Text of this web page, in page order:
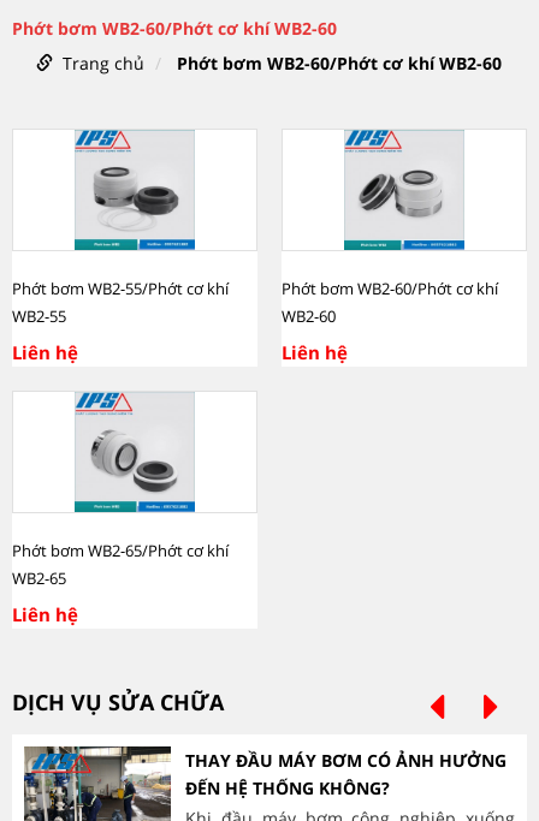
Phớt bơm WB2-60/Phớt cơ khí WB2-60
Trang chủ
Phớt bơm WB2-60/Phớt cơ khí WB2-60
Phớt bơm WB2-55/Phớt cơ khí
WB2-55
Liên hệ
Phớt bơm WB2-60/Phớt cơ khí
WB2-60
Liên hệ
Phớt bơm WB2-65/Phớt cơ khí
WB2-65
Liên hệ
DỊCH VỤ SỬA CHỮA
THAY ĐẦU MÁY BƠM CÓ ẢNH HƯỞNG
ĐẾN HỆ THỐNG KHÔNG?